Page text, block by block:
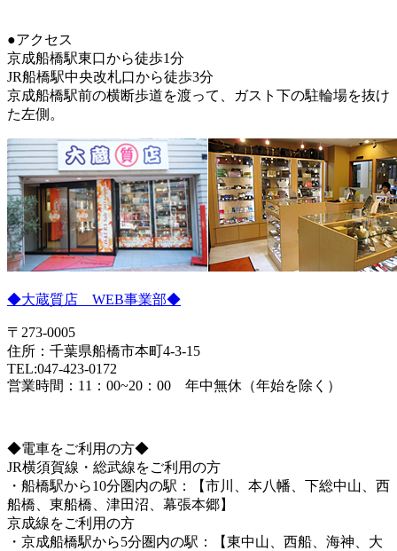
●アクセス
京成船橋駅東口から徒歩1分
JR船橋駅中央改札口から徒歩3分
京成船橋駅前の横断歩道を渡って、ガスト下の駐輪場を抜け
た左側。
◆大蔵質店 WEB事業部◆
〒273-0005
住所：千葉県船橋市本町4-3-15
TEL:047-423-0172
営業時間：11：00~20：00 年中無休（年始を除く）
◆電車をご利用の方◆
JR横須賀線・総武線をご利用の方
・船橋駅から10分圏内の駅：【市川、本八幡、下総中山、西
船橋、東船橋、津田沼、幕張本郷】
京成線をご利用の方
・京成船橋駅から5分圏内の駅：【東中山、西船、海神、大